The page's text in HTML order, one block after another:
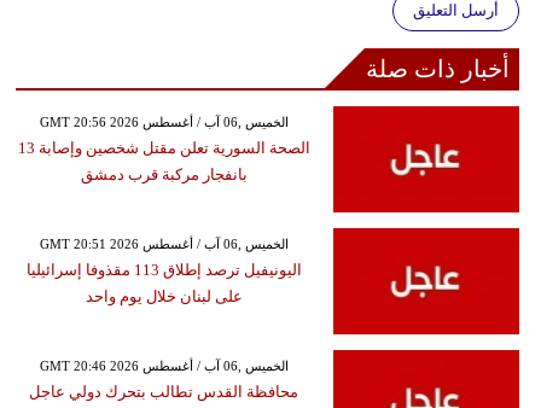
أرسل التعليق
أخبار ذات صلة
GMT 20:56 2026 الخميس ,06 آب / أغسطس
الصحة السورية تعلن مقتل شخصين وإصابة 13
بانفجار مركبة قرب دمشق
GMT 20:51 2026 الخميس ,06 آب / أغسطس
اليونيفيل ترصد إطلاق 113 مقذوفا إسرائيليا
على لبنان خلال يوم واحد
GMT 20:46 2026 الخميس ,06 آب / أغسطس
محافظة القدس تطالب بتحرك دولي عاجل